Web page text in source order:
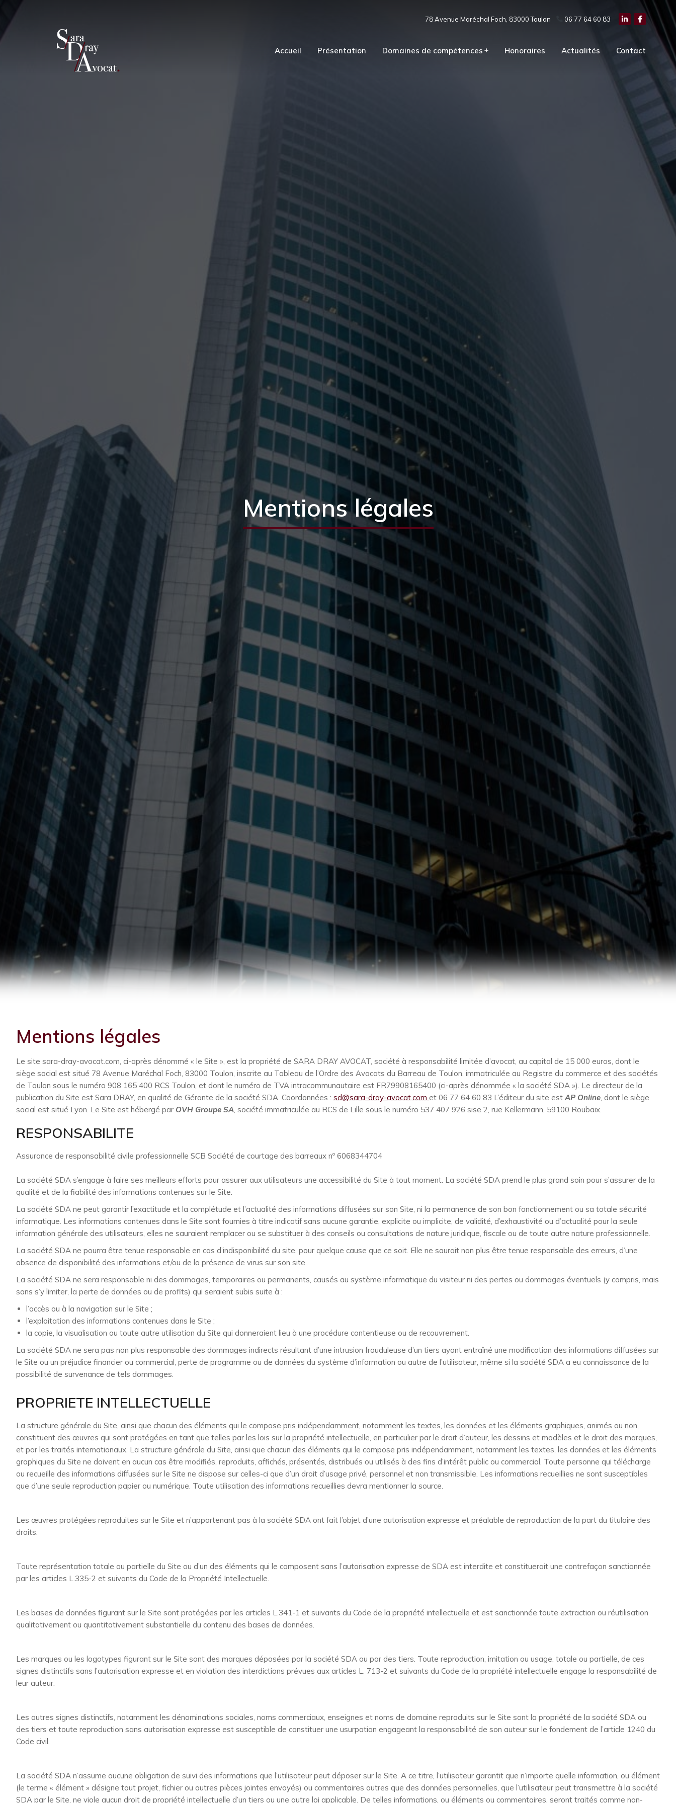
78 Avenue Maréchal Foch, 83000 Toulon 06 77 64 60 83
Accueil Présentation Domaines de compétences Honoraires Actualités Contact
Mentions légales
Mentions légales
Le site sara-dray-avocat.com, ci-après dénommé « le Site », est la propriété de SARA DRAY AVOCAT, société à responsabilité limitée d’avocat, au capital de 15 000 euros, dont le
siège social est situé 78 Avenue Maréchal Foch, 83000 Toulon, inscrite au Tableau de l’Ordre des Avocats du Barreau de Toulon, immatriculée au Registre du commerce et des sociétés
de Toulon sous le numéro 908 165 400 RCS Toulon, et dont le numéro de TVA intracommunautaire est FR79908165400 (ci-après dénommée « la société SDA »). Le directeur de la
publication du Site est Sara DRAY, en qualité de Gérante de la société SDA. Coordonnées : sd@sara-dray-avocat.com et 06 77 64 60 83 L’éditeur du site estAP Online, dont le siège
social est situé Lyon. Le Site est hébergé par OVH Groupe SA, société immatriculée au RCS de Lille sous le numéro 537 407 926 sise 2, rue Kellermann, 59100 Roubaix.
RESPONSABILITE
Assurance de responsabilité civile professionnelle SCB Société de courtage des barreaux nº 6068344704
La société SDA s’engage à faire ses meilleurs efforts pour assurer aux utilisateurs une accessibilité du Site à tout moment. La société SDA prend le plus grand soin pour s’assurer de la
qualité et de la fiabilité des informations contenues sur le Site.
La société SDA ne peut garantir l’exactitude et la complétude et l’actualité des informations diffusées sur son Site, ni la permanence de son bon fonctionnement ou sa totale sécurité
informatique. Les informations contenues dans le Site sont fournies à titre indicatif sans aucune garantie, explicite ou implicite, de validité, d’exhaustivité ou d’actualité pour la seule
information générale des utilisateurs, elles ne sauraient remplacer ou se substituer à des conseils ou consultations de nature juridique, fiscale ou de toute autre nature professionnelle.
La société SDA ne pourra être tenue responsable en cas d’indisponibilité du site, pour quelque cause que ce soit. Elle ne saurait non plus être tenue responsable des erreurs, d’une
absence de disponibilité des informations et/ou de la présence de virus sur son site.
La société SDA ne sera responsable ni des dommages, temporaires ou permanents, causés au système informatique du visiteur ni des pertes ou dommages éventuels (y compris, mais
sans s’y limiter, la perte de données ou de profits) qui seraient subis suite à :
l’accès ou à la navigation sur le Site ;
l’exploitation des informations contenues dans le Site ;
la copie, la visualisation ou toute autre utilisation du Site qui donneraient lieu à une procédure contentieuse ou de recouvrement.
La société SDA ne sera pas non plus responsable des dommages indirects résultant d’une intrusion frauduleuse d’un tiers ayant entraîné une modification des informations diffusées sur
le Site ou un préjudice financier ou commercial, perte de programme ou de données du système d’information ou autre de l’utilisateur, même si la société SDA a eu connaissance de la
possibilité de survenance de tels dommages.
PROPRIETE INTELLECTUELLE
La structure générale du Site, ainsi que chacun des éléments qui le compose pris indépendamment, notamment les textes, les données et les éléments graphiques, animés ou non,
constituent des œuvres qui sont protégées en tant que telles par les lois sur la propriété intellectuelle, en particulier par le droit d’auteur, les dessins et modèles et le droit des marques,
et par les traités internationaux. La structure générale du Site, ainsi que chacun des éléments qui le compose pris indépendamment, notamment les textes, les données et les éléments
graphiques du Site ne doivent en aucun cas être modifiés, reproduits, affichés, présentés, distribués ou utilisés à des fins d’intérêt public ou commercial. Toute personne qui télécharge
ou recueille des informations diffusées sur le Site ne dispose sur celles-ci que d’un droit d’usage privé, personnel et non transmissible. Les informations recueillies ne sont susceptibles
que d’une seule reproduction papier ou numérique. Toute utilisation des informations recueillies devra mentionner la source.
Les œuvres protégées reproduites sur le Site et n’appartenant pas à la société SDA ont fait l’objet d’une autorisation expresse et préalable de reproduction de la part du titulaire des
droits.
Toute représentation totale ou partielle du Site ou d’un des éléments qui le composent sans l’autorisation expresse de SDA est interdite et constituerait une contrefaçon sanctionnée
par les articles L.335-2 et suivants du Code de la Propriété Intellectuelle.
Les bases de données figurant sur le Site sont protégées par les articles L.341-1 et suivants du Code de la propriété intellectuelle et est sanctionnée toute extraction ou réutilisation
qualitativement ou quantitativement substantielle du contenu des bases de données.
Les marques ou les logotypes figurant sur le Site sont des marques déposées par la société SDA ou par des tiers. Toute reproduction, imitation ou usage, totale ou partielle, de ces
signes distinctifs sans l’autorisation expresse et en violation des interdictions prévues aux articles L. 713-2 et suivants du Code de la propriété intellectuelle engage la responsabilité de
leur auteur.
Les autres signes distinctifs, notamment les dénominations sociales, noms commerciaux, enseignes et noms de domaine reproduits sur le Site sont la propriété de la société SDA ou
des tiers et toute reproduction sans autorisation expresse est susceptible de constituer une usurpation engageant la responsabilité de son auteur sur le fondement de l’article 1240 du
Code civil.
La société SDA n’assume aucune obligation de suivi des informations que l’utilisateur peut déposer sur le Site. A ce titre, l’utilisateur garantit que n’importe quelle information, ou élément
(le terme « élément » désigne tout projet, fichier ou autres pièces jointes envoyés) ou commentaires autres que des données personnelles, que l’utilisateur peut transmettre à la société
SDA par le Site, ne viole aucun droit de propriété intellectuelle d’un tiers ou une autre loi applicable. De telles informations, ou éléments ou commentaires, seront traités comme non-